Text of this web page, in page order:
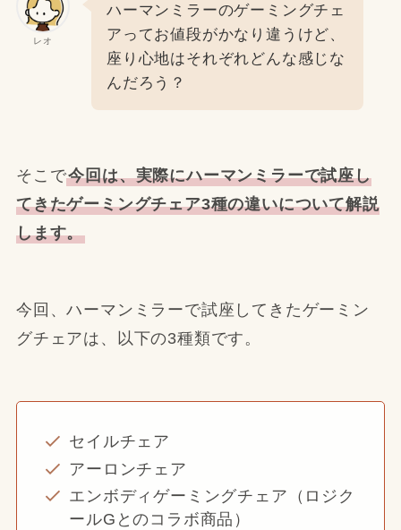
レオ
ハーマンミラーのゲーミングチェ
アってお値段がかなり違うけど、
座り心地はそれぞれどんな感じな
んだろう？
そこで今回は、実際にハーマンミラーで試座し
てきたゲーミングチェア3種の違いについて解説
します。
今回、ハーマンミラーで試座してきたゲーミン
グチェアは、以下の3種類です。
セイルチェア
アーロンチェア
エンボディゲーミングチェア（ロジク
ールGとのコラボ商品）